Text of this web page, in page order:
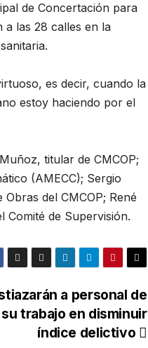
de Concertación para
a las 28 calles en la
es decir, cuando la
estoy haciendo por el
titular de CMCOP;
(AMECC); Sergio
del CMCOP; René
Comité de Supervisión.
a personal de
trabajo en disminuir
índice delictivo